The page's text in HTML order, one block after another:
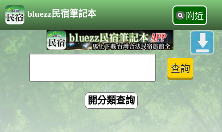
bluezz民宿筆記本 附近
開分類查詢